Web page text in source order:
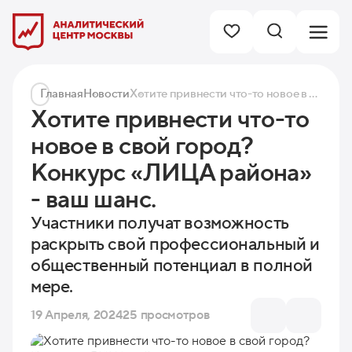
ГлавнаяНовости Хотите привнести что-то новое в свой город? Конкурс «ЛИЦА района» - ваш шанс.
Хотите привнести что-то
новое в свой город?
Конкурс «ЛИЦА района»
- ваш шанс.
Участники получат возможность
раскрыть свой профессиональный и
общественный потенциал в полной
мере.
19 Апреля, 202425 просмотров